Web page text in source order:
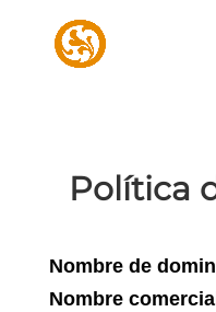
Política
Nombre de
Nombre